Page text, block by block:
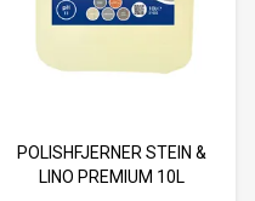
POLISHFJERNER STEIN &
LINO PREMIUM 10L